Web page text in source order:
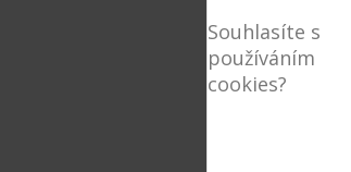
Souhlasíte s
používáním
cookies?